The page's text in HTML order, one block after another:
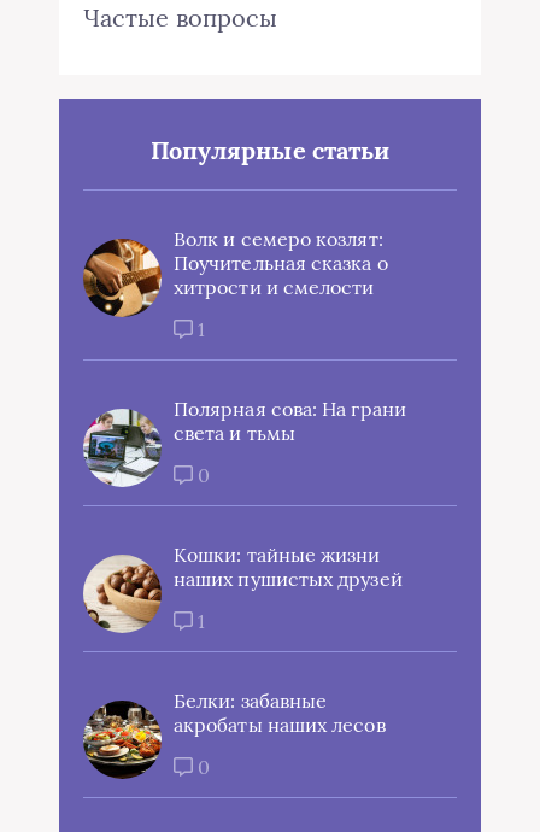
Частые вопросы
Популярные статьи
Волк и семеро козлят:
Поучительная сказка о
хитрости и смелости
1
Полярная сова: На грани
света и тьмы
0
Кошки: тайные жизни
наших пушистых друзей
1
Белки: забавные
акробаты наших лесов
0